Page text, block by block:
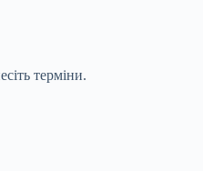
терміни.